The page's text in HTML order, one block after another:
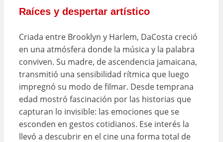
Raíces y despertar artístico
Criada entre Brooklyn y Harlem, DaCosta creció
en una atmósfera donde la música y la palabra
conviven. Su madre, de ascendencia jamaicana,
transmitió una sensibilidad rítmica que luego
impregnó su modo de filmar. Desde temprana
edad mostró fascinación por las historias que
capturan lo invisible: las emociones que se
esconden en gestos cotidianos. Ese interés la
llevó a descubrir en el cine una forma total de